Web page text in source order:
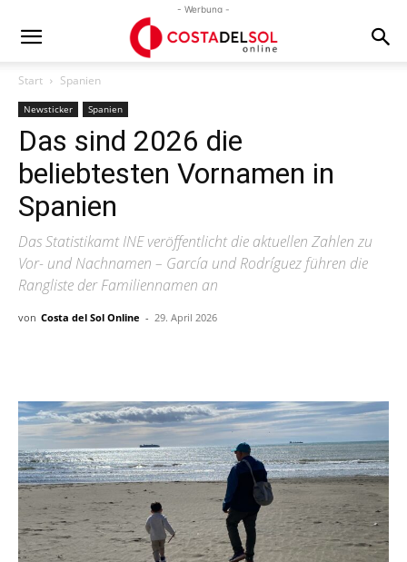
- Werbung -
Start Spanien
Newsticker Spanien
Das sind 2026 die
beliebtesten Vornamen in
Spanien
Das Statistikamt INE veröffentlicht die aktuellen Zahlen zu
Vor- und Nachnamen – García und Rodríguez führen die
Rangliste der Familiennamen an
von Costa del Sol Online - 29. April 2026